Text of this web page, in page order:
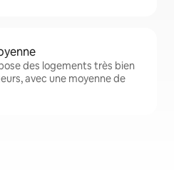
des logements très bien
avec une moyenne de